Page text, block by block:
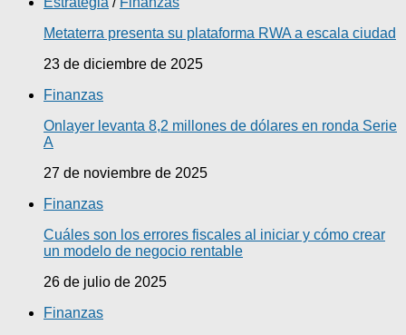
Metaterra presenta su plataforma RWA a escala ciudad
23 de diciembre de 2025
Finanzas
Onlayer levanta 8,2 millones de dólares en ronda Serie
A
27 de noviembre de 2025
Finanzas
Cuáles son los errores fiscales al iniciar y cómo crear
un modelo de negocio rentable
26 de julio de 2025
Finanzas